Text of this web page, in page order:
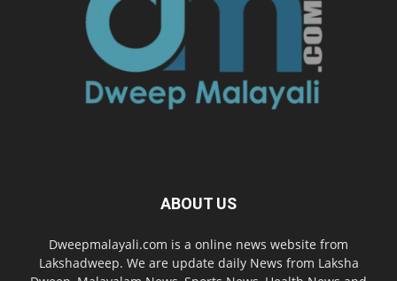
ABOUT US
Dweepmalayali.com is a online news website from
Lakshadweep. We are update daily News from Laksha